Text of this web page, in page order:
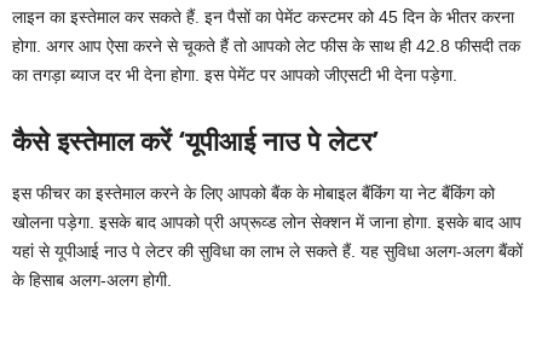
लाइन का इस्तेमाल कर सकते हैं. इन पैसों का पेमेंट कस्टमर को 45 दिन के भीतर करना
होगा. अगर आप ऐसा करने से चूकते हैं तो आपको लेट फीस के साथ ही 42.8 फीसदी तक
का तगड़ा ब्याज दर भी देना होगा. इस पेमेंट पर आपको जीएसटी भी देना पड़ेगा.
कैसे इस्तेमाल करें ‘यूपीआई नाउ पे लेटर’
इस फीचर का इस्तेमाल करने के लिए आपको बैंक के मोबाइल बैंकिंग या नेट बैंकिंग को
खोलना पड़ेगा. इसके बाद आपको प्री अप्रूव्ड लोन सेक्शन में जाना होगा. इसके बाद आप
यहां से यूपीआई नाउ पे लेटर की सुविधा का लाभ ले सकते हैं. यह सुविधा अलग-अलग बैंकों
के हिसाब अलग-अलग होगी.